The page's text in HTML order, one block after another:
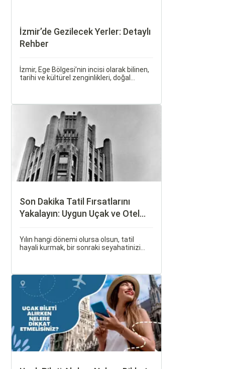
İzmir’de Gezilecek Yerler: Detaylı
Rehber
İzmir, Ege Bölgesi’nin incisi olarak bilinen,
tarihi ve kültürel zenginlikleri, doğal
ait tarihi eserleri, eşsiz plajları ve renkli
gece hayatı ile ziyaretçilerine unutulmaz
deneyimler sunmaktadır.
Son Dakika Tatil Fırsatlarını
Yakalayın: Uygun Uçak ve Otel
Yılın hangi dönemi olursa olsun, tatil
hayali kurmak, bir sonraki seyahatinizi
olabilir.